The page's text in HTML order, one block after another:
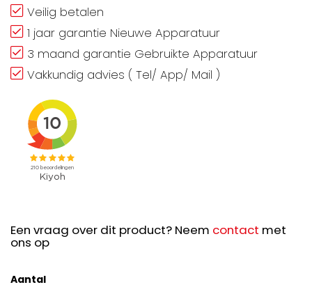
Veilig betalen
1 jaar garantie Nieuwe Apparatuur
3 maand garantie Gebruikte Apparatuur
Vakkundig advies ( Tel/ App/ Mail )
Een vraag over dit product? Neem contact met
ons op
Aantal